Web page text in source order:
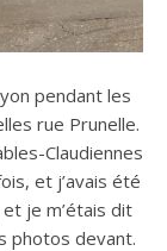
pendant les
rue Prunelle.
Claudiennes
et j’avais été
je m’étais dit
photos devant.